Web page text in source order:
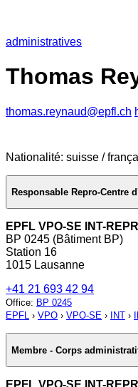
administratives
Thomas
thomas.reynaud@epfl.ch
Nationalité: suisse /
Responsable Repro-Centre
EPFL VPO-SE INT-
BP 0245 (Bâtiment BP)
Station 16
1015 Lausanne
+41 21 693 42 94
Office: BP 0245
EPFL › VPO › VPO-SE › INT ›
Membre - Corps
EPFL VPO-SE INT-